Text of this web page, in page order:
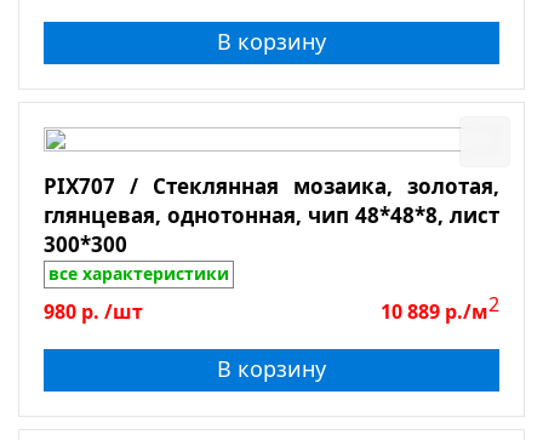
В корзину
PIX707 / Стеклянная мозаика, золотая,
глянцевая, однотонная, чип 48*48*8, лист
300*300
все характеристики
980 р. /шт 10 889 р./м2
В корзину